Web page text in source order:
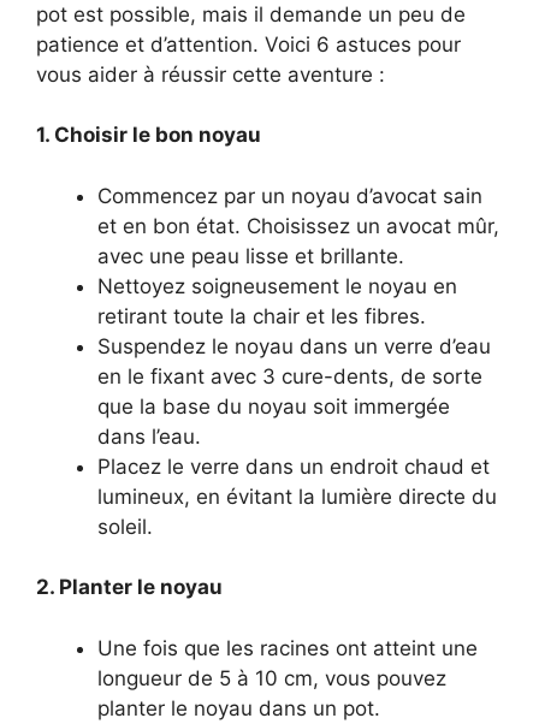
pot est possible, mais il demande un peu de
patience et d’attention. Voici 6 astuces pour
vous aider à réussir cette aventure :
1. Choisir le bon noyau
Commencez par un noyau d’avocat sain
et en bon état. Choisissez un avocat mûr,
avec une peau lisse et brillante.
Nettoyez soigneusement le noyau en
retirant toute la chair et les fibres.
Suspendez le noyau dans un verre d’eau
en le fixant avec 3 cure-dents, de sorte
que la base du noyau soit immergée
dans l’eau.
Placez le verre dans un endroit chaud et
lumineux, en évitant la lumière directe du
soleil.
2. Planter le noyau
Une fois que les racines ont atteint une
longueur de 5 à 10 cm, vous pouvez
planter le noyau dans un pot.